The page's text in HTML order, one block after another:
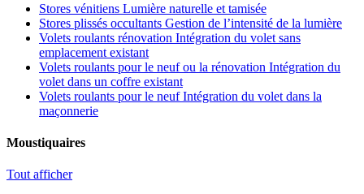
Stores vénitiens Lumière naturelle et tamisée
Stores plissés occultants Gestion de l’intensité de la lumière
Volets roulants rénovation Intégration du volet sans
emplacement existant
Volets roulants pour le neuf ou la rénovation Intégration du
volet dans un coffre existant
Volets roulants pour le neuf Intégration du volet dans la
maçonnerie
Moustiquaires
Tout afficher